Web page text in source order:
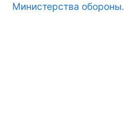
Министерства обороны.